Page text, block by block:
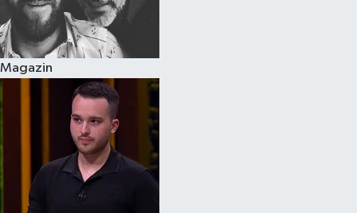
Magazin
Spor
Burç Yorumları
Çocuk
Eğitim
Hava Durumu